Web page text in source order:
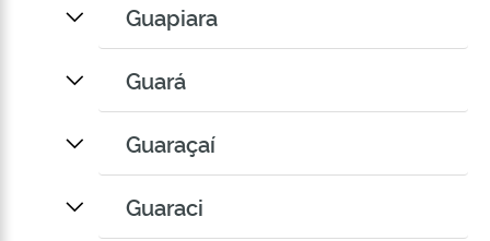
Guapiara
Guará
Guaraçaí
Guaraci